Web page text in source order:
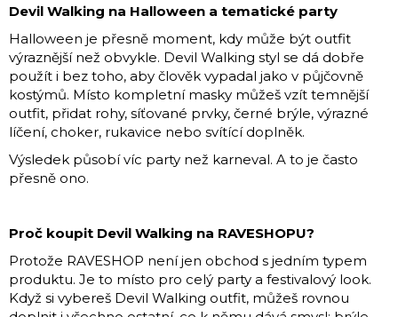
Devil Walking na Halloween a tematické party
Halloween je přesně moment, kdy může být outfit
výraznější než obvykle. Devil Walking styl se dá dobře
použít i bez toho, aby člověk vypadal jako v půjčovně
kostýmů. Místo kompletní masky můžeš vzít temnější
outfit, přidat rohy, síťované prvky, černé brýle, výrazné
líčení, choker, rukavice nebo svítící doplněk.
Výsledek působí víc party než karneval. A to je často
přesně ono.
Proč koupit Devil Walking na RAVESHOPU?
Protože RAVESHOP není jen obchod s jedním typem
produktu. Je to místo pro celý party a festivalový look.
Když si vybereš Devil Walking outfit, můžeš rovnou